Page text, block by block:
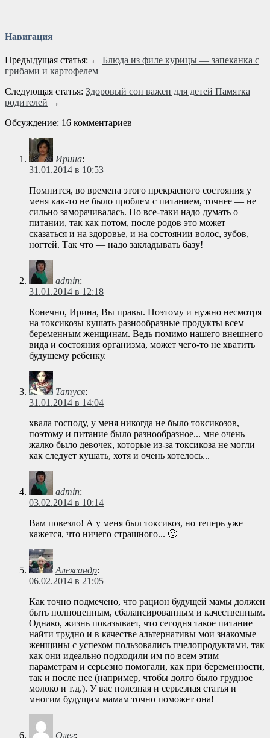
Навигация
Предыдущая статья: ← Блюда из филе курицы — запеканка с
грибами и картофелем
Следующая статья: Здоровый сон важен для детей Памятка
родителей →
Обсуждение: 16 комментариев
Ирина:
31.01.2014 в 10:53
Помнится, во времена этого прекрасного состояния у
меня как-то не было проблем с питанием, точнее — не
сильно заморачивалась. Но все-таки надо думать о
питании, так как потом, после родов это может
сказаться и на здоровье, и на состоянии волос, зубов,
ногтей. Так что — надо закладывать базу!
admin:
31.01.2014 в 12:18
Конечно, Ирина, Вы правы. Поэтому и нужно несмотря
на токсикозы кушать разнообразные продукты всем
беременным женщинам. Ведь помимо нашего внешнего
вида и состояния организма, может чего-то не хватить
будущему ребенку.
Татуся:
31.01.2014 в 14:04
хвала господу, у меня никогда не было токсикозов,
поэтому и питание было разнообразное... мне очень
жалко было девочек, которые из-за токсикоза не могли
как следует кушать, хотя и очень хотелось...
admin:
03.02.2014 в 10:14
Вам повезло! А у меня был токсикоз, но теперь уже
кажется, что ничего страшного... 🙂
Александр:
06.02.2014 в 21:05
Как точно подмечено, что рацион будущей мамы должен
быть полноценным, сбалансированным и качественным.
Однако, жизнь показывает, что сегодня такое питание
найти трудно и в качестве альтернативы мои знакомые
женщины с успехом пользовались пчелопродуктами, так
как они идеально подходили им по всем этим
параметрам и серьезно помогали, как при беременности,
так и после нее (например, чтобы долго было грудное
молоко и т.д.). У вас полезная и серьезная статья и
многим будущим мамам точно поможет она!
Олег: